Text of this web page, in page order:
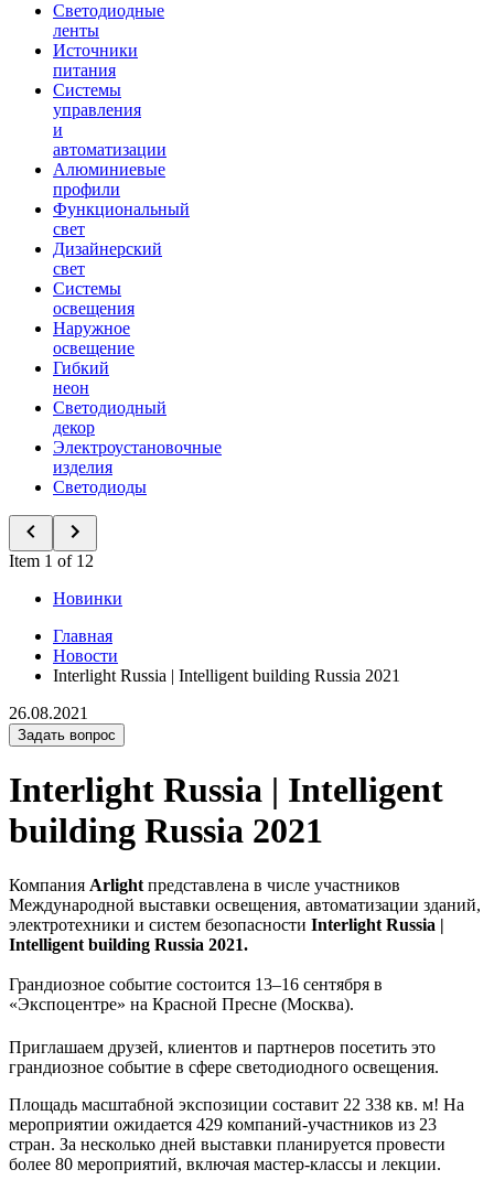
Светодиодные
ленты
Источники
питания
Системы
управления
и
автоматизации
Алюминиевые
профили
Функциональный
свет
Дизайнерский
свет
Системы
освещения
Наружное
освещение
Гибкий
неон
Светодиодный
декор
Электроустановочные
изделия
Светодиоды
Item 1 of 12
Новинки
Главная
Новости
Interlight Russia | Intelligent building Russia 2021
26.08.2021
Задать вопрос
Interlight Russia | Intelligent
building Russia 2021
Компания Arlight представлена в числе участников
Международной выставки освещения, автоматизации зданий,
электротехники и систем безопасности Interlight Russia |
Intelligent building Russia 2021.
Грандиозное событие состоится 13–16 сентября в
«Экспоцентре» на Красной Пресне (Москва).
Приглашаем друзей, клиентов и партнеров посетить это
грандиозное событие в сфере светодиодного освещения.
Площадь масштабной экспозиции составит 22 338 кв. м! На
мероприятии ожидается 429 компаний-участников из 23
стран. За несколько дней выставки планируется провести
более 80 мероприятий, включая мастер-классы и лекции.